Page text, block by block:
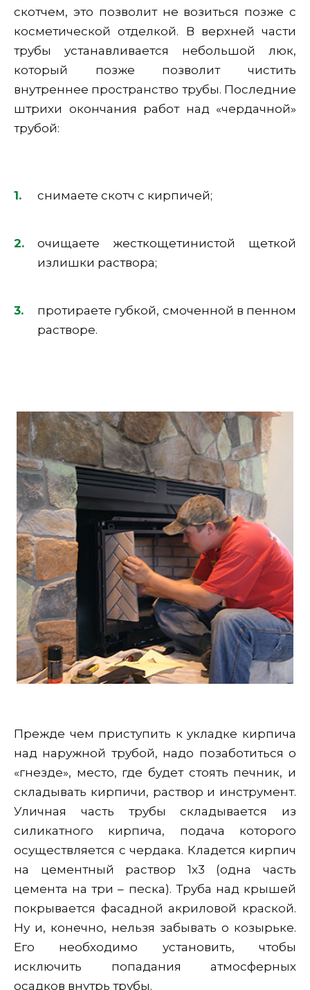
скотчем, это позволит не возиться позже с
косметической отделкой. В верхней части
трубы устанавливается небольшой люк,
который позже позволит чистить
внутреннее пространство трубы. Последние
штрихи окончания работ над «чердачной»
трубой:
снимаете скотч с кирпичей;
очищаете жесткощетинистой щеткой
излишки раствора;
протираете губкой, смоченной в пенном
растворе.
Прежде чем приступить к укладке кирпича
над наружной трубой, надо позаботиться о
«гнезде», место, где будет стоять печник, и
складывать кирпичи, раствор и инструмент.
Уличная часть трубы складывается из
силикатного кирпича, подача которого
осуществляется с чердака. Кладется кирпич
на цементный раствор 1х3 (одна часть
цемента на три – песка). Труба над крышей
покрывается фасадной акриловой краской.
Ну и, конечно, нельзя забывать о козырьке.
Его необходимо установить, чтобы
исключить попадания атмосферных
осадков внутрь трубы.